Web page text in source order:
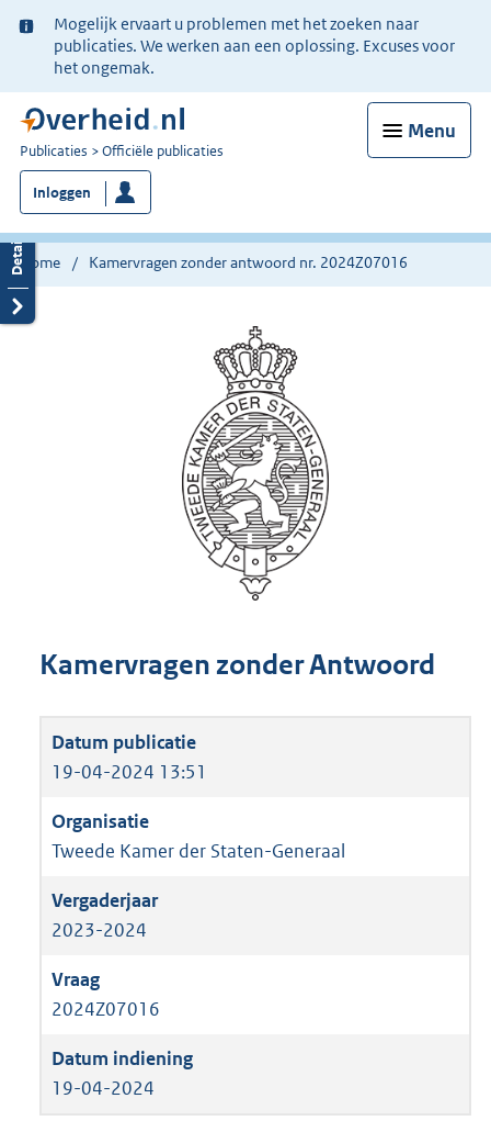
Ter
informatie:
Mogelijk ervaart u problemen met het zoeken naar
publicaties. We werken aan een oplossing. Excuses voor
het ongemak.
Menu
U
bent
nu
hier:
Publicaties Officiële publicaties
Inloggen
Home Kamervragen zonder antwoord nr. 2024Z07016
Kamervragen zonder Antwoord
19-04-2024 13:51
Tweede Kamer der Staten-Generaal
2023-2024
2024Z07016
19-04-2024